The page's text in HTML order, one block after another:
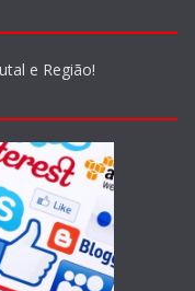
e Região!